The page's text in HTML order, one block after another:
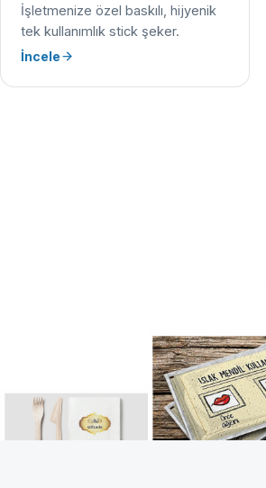
İşletmenize özel baskılı, hijyenik
tek kullanımlık stick şeker.
İncele